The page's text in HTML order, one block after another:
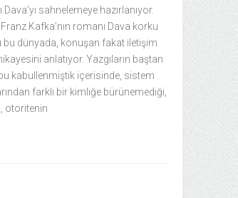
sahnelemeye hazırlanıyor.
Kafka’nın romanı Dava korku
bu dünyada, konuşan fakat iletişim
anlatıyor. Yazgıların baştan
kabullenmiştik içerisinde, sistem
farklı bir kimliğe bürünemediği,
otoritenin